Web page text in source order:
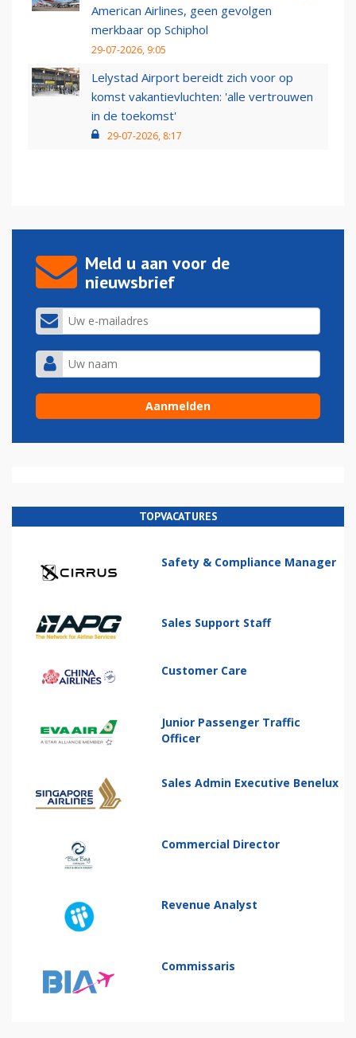
American Airlines, geen gevolgen
merkbaar op Schiphol
29-07-2026, 9:05
Lelystad Airport bereidt zich voor op
komst vakantievluchten: 'alle vertrouwen
in de toekomst'
29-07-2026, 8:17
Meld u aan voor de
nieuwsbrief
TOPVACATURES
Safety & Compliance Manager
Sales Support Staff
Customer Care
Junior Passenger Traffic
Officer
Sales Admin Executive Benelux
Commercial Director
Revenue Analyst
Commissaris